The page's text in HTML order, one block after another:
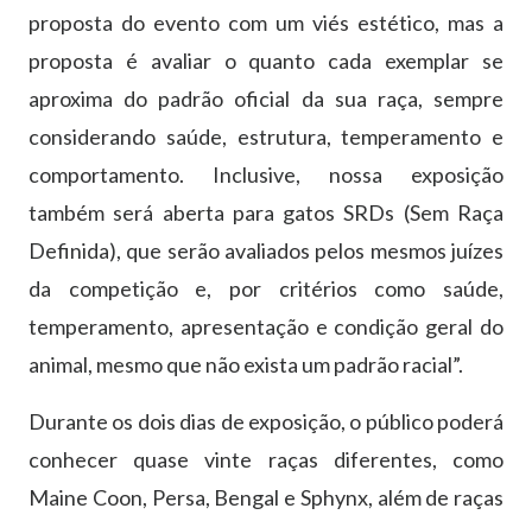
proposta do evento com um viés estético, mas a
proposta é avaliar o quanto cada exemplar se
aproxima do padrão oficial da sua raça, sempre
considerando saúde, estrutura, temperamento e
comportamento. Inclusive, nossa exposição
também será aberta para gatos SRDs (Sem Raça
Definida), que serão avaliados pelos mesmos juízes
da competição e, por critérios como saúde,
temperamento, apresentação e condição geral do
animal, mesmo que não exista um padrão racial”.
Durante os dois dias de exposição, o público poderá
conhecer quase vinte raças diferentes, como
Maine Coon, Persa, Bengal e Sphynx, além de raças